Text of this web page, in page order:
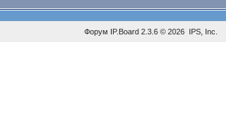
Форум IP.Board2.3.6 © 2026 IPS, Inc